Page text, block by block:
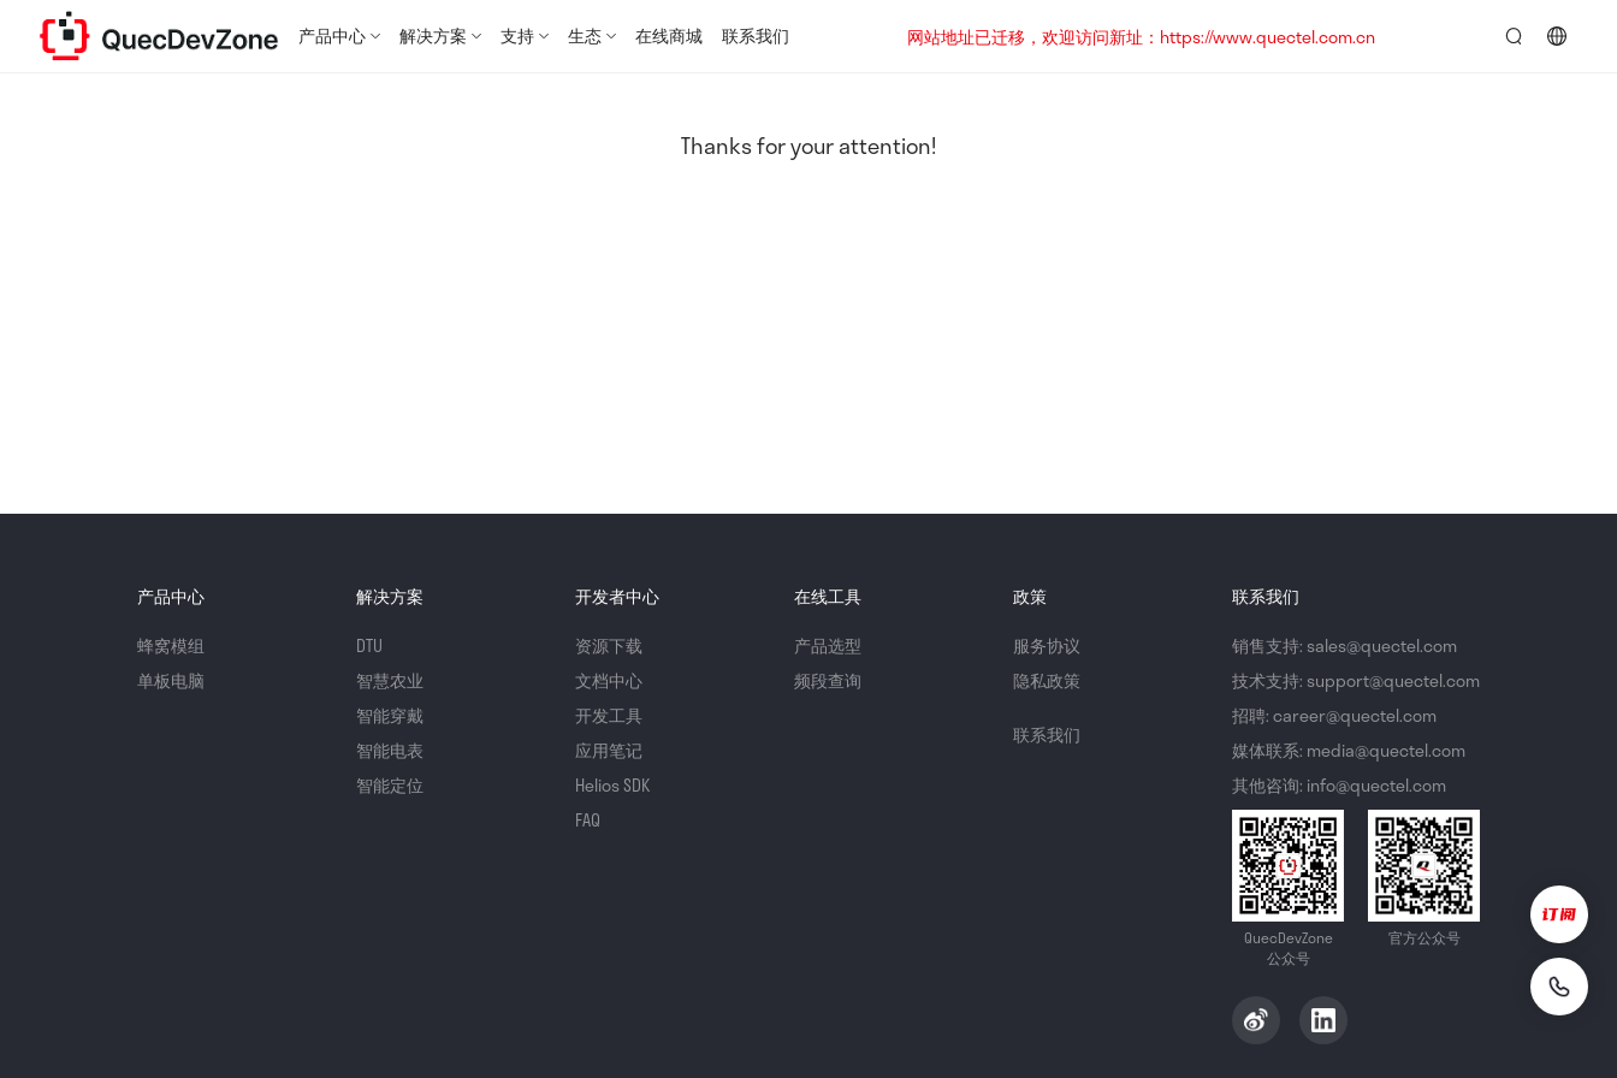
产品中心 解决方案 支持 生态 在线商城 联系我们
网站地址已迁移，欢迎访问新址：https://www.quectel.com.cn
Thanks for your attention!
产品中心
蜂窝模组
单板电脑
解决方案
DTU
智慧农业
智能穿戴
智能电表
智能定位
开发者中心
资源下载
文档中心
开发工具
应用笔记
Helios SDK
FAQ
在线工具
产品选型
频段查询
政策
服务协议
隐私政策
联系我们
联系我们
销售支持: sales@quectel.com
技术支持: support@quectel.com
招聘: career@quectel.com
媒体联系: media@quectel.com
其他咨询: info@quectel.com
QuecDevZone
公众号
官方公众号